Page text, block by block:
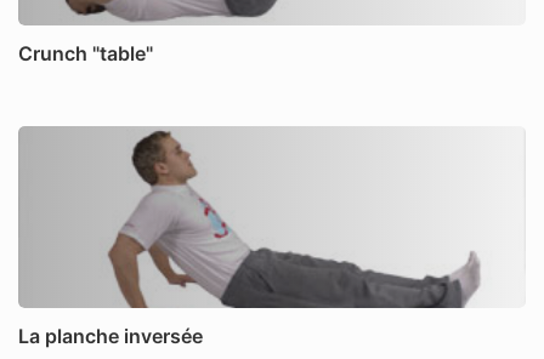
Crunch "table"
La planche inversée